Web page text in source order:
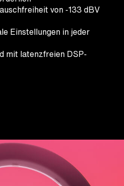
von -133 dBV
Einstellungen in jeder
mit latenzfreien DSP-